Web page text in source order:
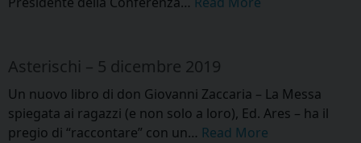
Asterischi – 5 dicembre 2019
Un nuovo libro di don Giovanni Zaccaria – La Messa
spiegata ai ragazzi (e non solo a loro), Ed. Ares – ha il
pregio di “raccontare” con un… Read More